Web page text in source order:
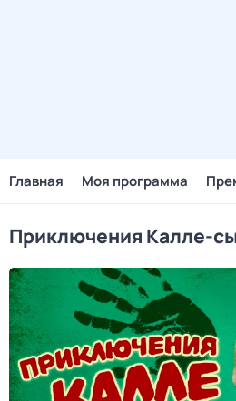
Главная Моя программа
Приключения Калле-